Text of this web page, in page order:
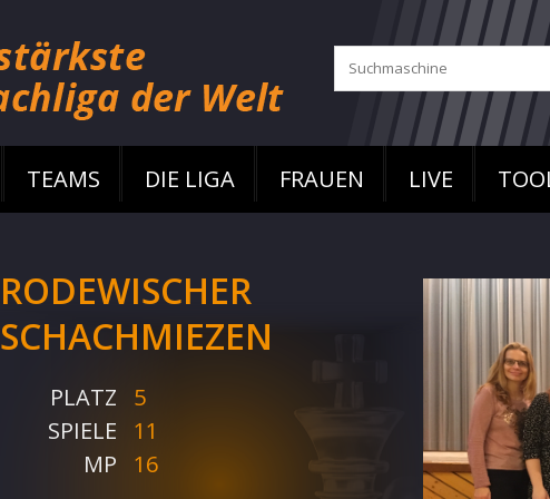
TEAMS DIE LIGA FRAUEN LIVE
RODEWISCHER
SCHACHMIEZEN
PLATZ
5
SPIELE
11
MP
16